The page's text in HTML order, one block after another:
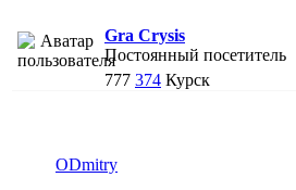
Gra Crysis
Постоянный посетитель
777 374 Курск
ODmitry